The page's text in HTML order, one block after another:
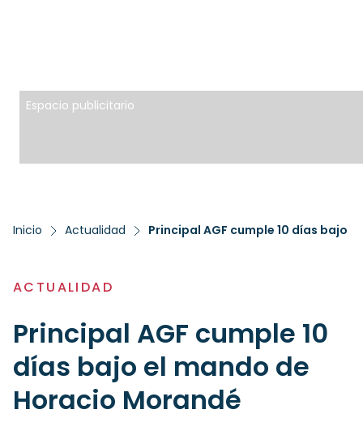
Espacio publicitario
Inicio Actualidad Principal AGF cumple 10 días bajo
ACTUALIDAD
Principal AGF cumple 10
días bajo el mando de
Horacio Morandé